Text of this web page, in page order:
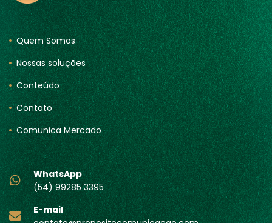
Quem Somos
Nossas soluções
Conteúdo
Contato
Comunica Mercado
WhatsApp
(54) 99285 3395
E-mail